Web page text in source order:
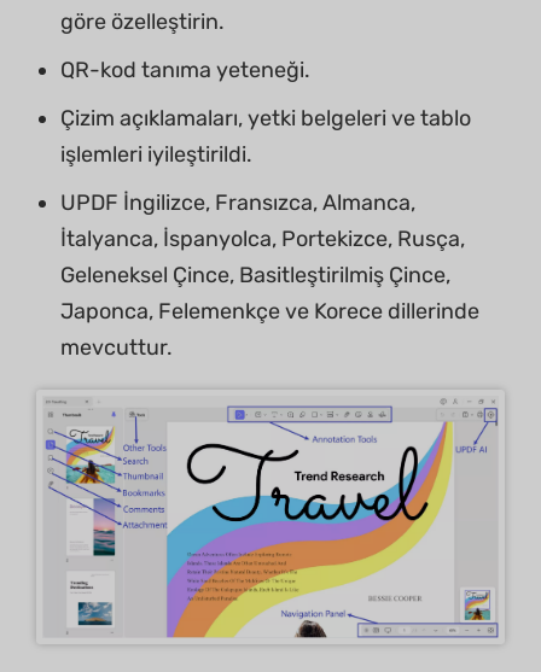
göre özelleştirin.
QR-kod tanıma yeteneği.
Çizim açıklamaları, yetki belgeleri ve tablo
işlemleri iyileştirildi.
UPDF İngilizce, Fransızca, Almanca,
İtalyanca, İspanyolca, Portekizce, Rusça,
Geleneksel Çince, Basitleştirilmiş Çince,
Japonca, Felemenkçe ve Korece dillerinde
mevcuttur.